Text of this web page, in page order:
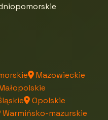
Mazowieckie
Opolskie
Warmińsko-mazurskie